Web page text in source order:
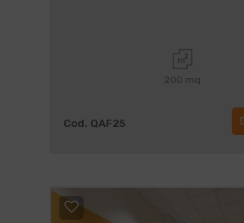
200 mq
Cod. QAF25